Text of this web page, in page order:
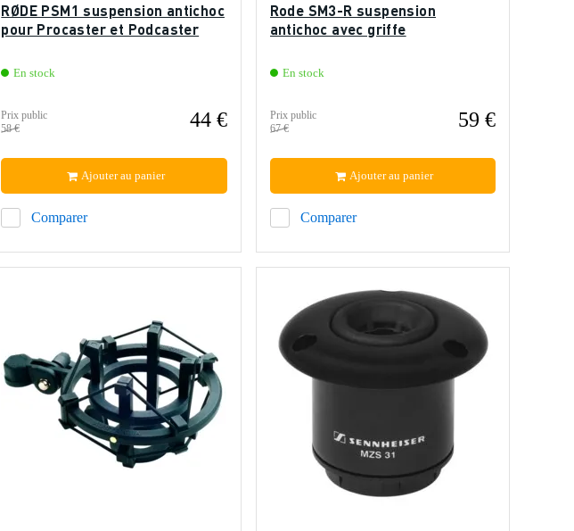
RØDE PSM1 suspension antichoc
pour Procaster et Podcaster
En stock
Prix public
58 €
44 €
Comparer
Ajouter au panier
Rode SM3-R suspension
antichoc avec griffe
En stock
Prix public
67 €
59 €
Comparer
Ajouter au panier